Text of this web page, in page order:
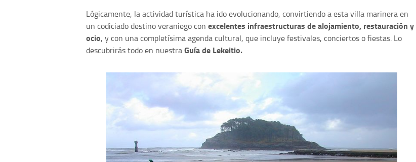
Lógicamente, la actividad turística ha ido evolucionando, convirtiendo a esta villa marinera en
un codiciado destino veraniego con excelentes infraestructuras de alojamiento, restauración y
ocio, y con una completísima agenda cultural, que incluye festivales, conciertos o fiestas. Lo
descubrirás todo en nuestraGuía de Lekeitio.